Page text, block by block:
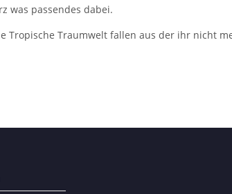
was passendes dabei.
Tropische Traumwelt fallen aus der ihr nicht